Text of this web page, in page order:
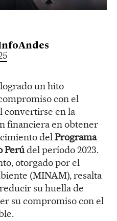
un hito
con el
convertirse en la
financiera en obtener
delPrograma
Perúdel período 2023.
otorgado por el
(MINAM), resalta
su huella de
su compromiso con el